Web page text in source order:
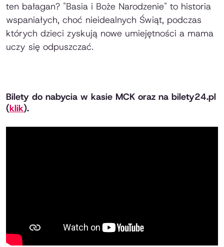
ten bałagan? "Basia i Boże Narodzenie" to historia
wspaniałych, choć nieidealnych Świąt, podczas
których dzieci zyskują nowe umiejętności a mama
uczy się odpuszczać.
Bilety do nabycia w kasie MCK oraz na bilety24.pl
(klik).